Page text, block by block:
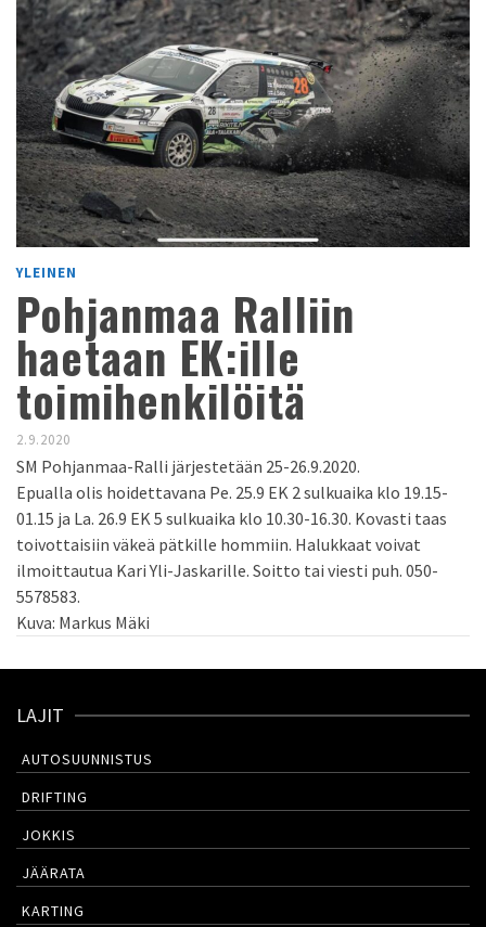
YLEINEN
Pohjanmaa Ralliin
haetaan EK:ille
toimihenkilöitä
2.9.2020
SM Pohjanmaa-Ralli järjestetään 25-26.9.2020.
Epualla olis hoidettavana Pe. 25.9 EK 2 sulkuaika klo 19.15-
01.15 ja La. 26.9 EK 5 sulkuaika klo 10.30-16.30. Kovasti taas
toivottaisiin väkeä pätkille hommiin. Halukkaat voivat
ilmoittautua Kari Yli-Jaskarille. Soitto tai viesti puh. 050-
5578583.
Kuva: Markus Mäki
LAJIT
AUTOSUUNNISTUS
DRIFTING
JOKKIS
JÄÄRATA
KARTING